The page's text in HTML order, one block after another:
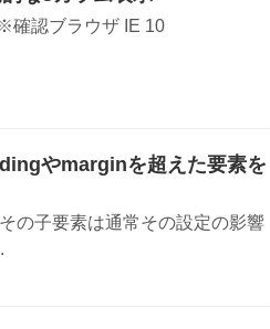
確認ブラウザ IE 10
やmarginを超えた要素を
の子要素は通常その設定の影響